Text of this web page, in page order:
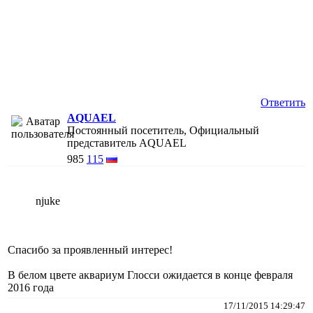
Ответить
AQUAEL
Постоянный посетитель, Официальный
представитель AQUAEL
985 115
njuke
Спасибо за проявленный интерес!
В белом цвете аквариум Глосси ожидается в конце февраля
2016 года
17/11/2015 14:29:47